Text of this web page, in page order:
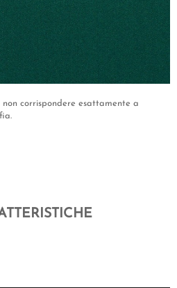
corrispondere esattamente a